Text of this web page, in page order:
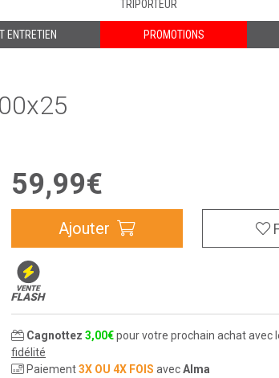
TRIPORTEUR
ENTRETIEN PROMOTIONS
59,99€
Ajouter
Cagnottez 3,00€pour votre prochain achat avec
fidélité
Paiement3X OU 4X FOIS avecAlma